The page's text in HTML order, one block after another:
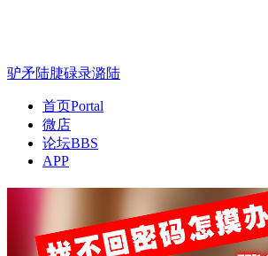
驴矛陆脻碌录潞陆
首页Portal
微店
论坛BBS
APP